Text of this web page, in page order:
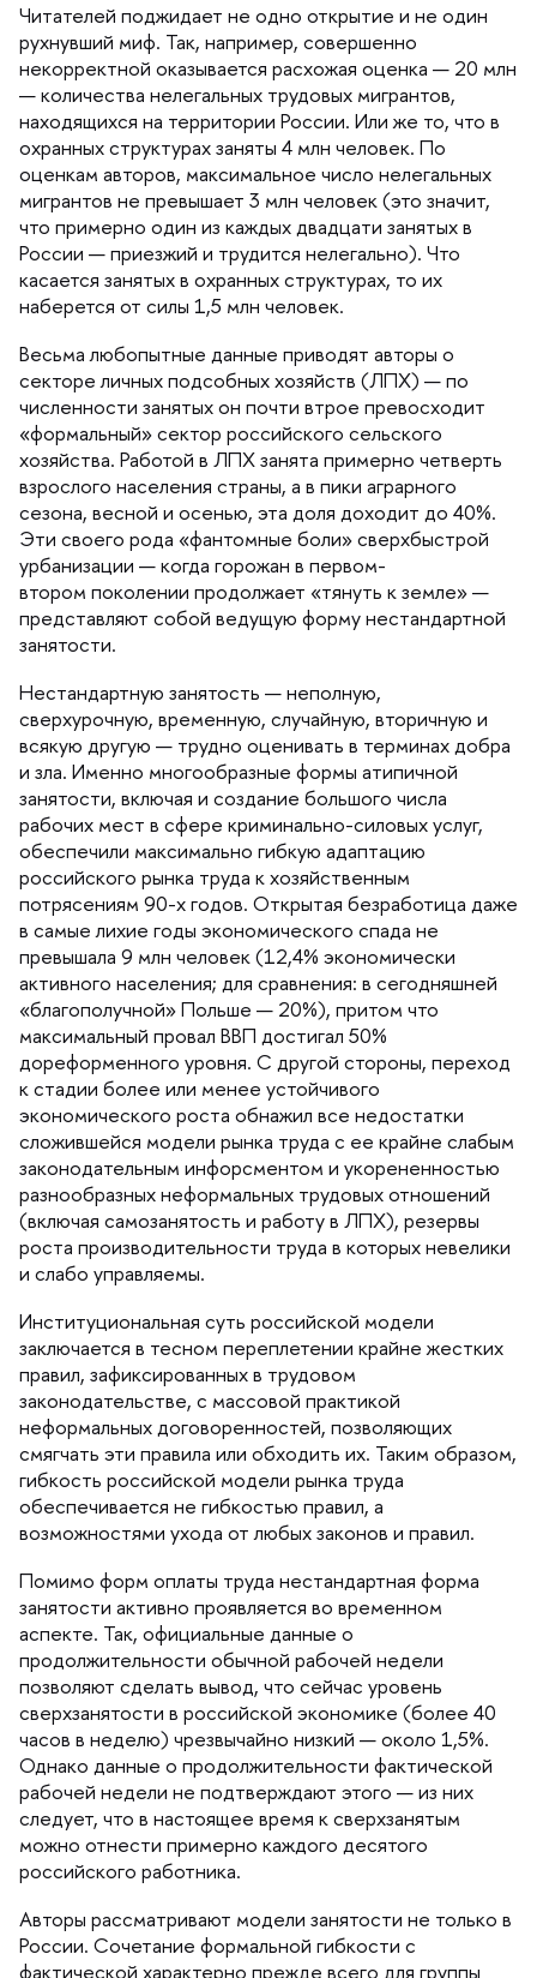
Читателей поджидает не одно открытие и не один
рухнувший миф. Так, например, совершенно
некорректной оказывается расхожая оценка — 20 млн
— количества нелегальных трудовых мигрантов,
находящихся на территории России. Или же то, что
охранных структурах заняты 4 млн человек. По
оценкам авторов, максимальное число нелегальных
мигрантов не превышает 3 млн человек (это значит,
что примерно один из каждых двадцати занятых
России — приезжий и трудится нелегально). Что
касается занятых в охранных структурах, то их
наберется от силы 1,5 млн человек.
есьма любопытные данные приводят авторы о
секторе личных подсобных хозяйств (ЛПХ) — по
численности занятых он почти втрое превосходит
«формальный» сектор российского сельского
хозяйства. Работой в ЛПХ занята примерно четверть
зрослого населения страны, а в пики аграрного
сезона, весной и осенью, эта доля доходит до 40%.
Эти своего рода «фантомные боли» сверхбыстрой
урбанизации — когда горожан в первом-
тором поколении продолжает «тянуть к земле» —
представляют собой ведущую форму нестандартной
занятости.
Нестандартную занятость — неполную,
сверхурочную, временную, случайную, вторичную и
сякую другую — трудно оценивать в терминах добра
и зла. Именно многообразные формы атипичной
занятости, включая и создание большого числа
рабочих мест в сфере криминально-силовых услуг,
обеспечили максимально гибкую адаптацию
российского рынка труда к хозяйственным
потрясениям 90-х годов. Открытая безработица даже
самые лихие годы экономического спада не
превышала 9 млн человек (12,4% экономически
активного населения; для сравнения: в сегодняшней
«благополучной» Польше — 20%), притом что
максимальный провал ВВП достигал 50%
дореформенного уровня. С другой стороны, переход
к стадии более или менее устойчивого
экономического роста обнажил все недостатки
сложившейся модели рынка труда с ее крайне слабым
законодательным инфорсментом и укорененностью
разнообразных неформальных трудовых отношений
(включая самозанятость и работу в ЛПХ), резервы
роста производительности труда в которых невелики
и слабо управляемы.
Институциональная суть российской модели
заключается в тесном переплетении крайне жестких
правил, зафиксированных в трудовом
законодательстве, с массовой практикой
неформальных договоренностей, позволяющих
смягчать эти правила или обходить их. Таким образом,
ибкость российской модели рынка труда
обеспечивается не гибкостью правил, а
озможностями ухода от любых законов и правил.
Помимо форм оплаты труда нестандартная форма
занятости активно проявляется во временном
аспекте. Так, официальные данные о
продолжительности обычной рабочей недели
позволяют сделать вывод, что сейчас уровень
сверхзанятости в российской экономике (более 40
часов в неделю) чрезвычайно низкий — около 1,5%.
Однако данные о продолжительности фактической
рабочей недели не подтверждают этого — из них
следует, что в настоящее время к сверхзанятым
можно отнести примерно каждого десятого
российского работника.
Авторы рассматривают модели занятости не только
России. Сочетание формальной гибкости с
фактической характерно прежде всего для группы